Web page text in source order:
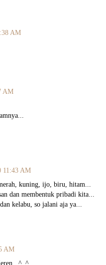
AM
AM
11:43 AM
kuning, ijo, biru, hitam...
dan membentuk pribadi kita...
kelabu, so jalani aja ya...
AM
^_^